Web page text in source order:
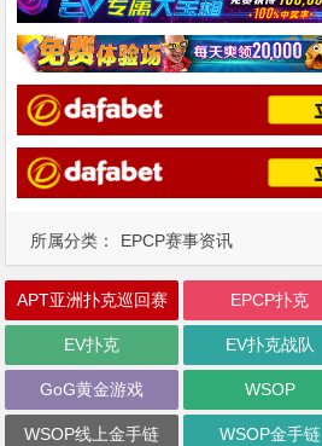
所属分类： EPCP赛事资讯
APT亚洲扑克巡回赛 EPCP扑克
EV扑克 EV扑克战队
GoG黄金游戏 WSOP
WSOP线上金手链 WSOP金手链